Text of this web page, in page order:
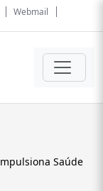
Webmail
Saúde